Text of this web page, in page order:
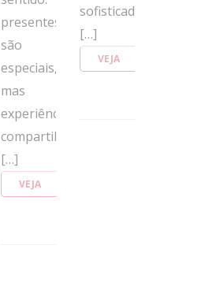
presentes
são
especiais,
mas
experiências
compartilhadas
[…]
VEJA
sofisticado?
[…]
VEJA